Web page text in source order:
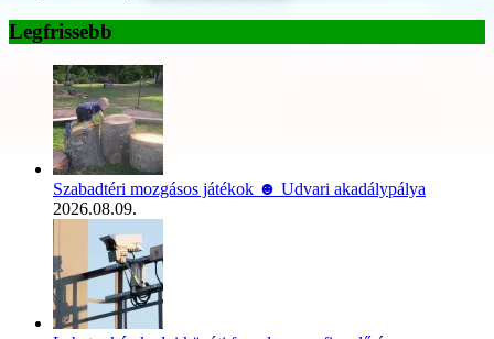
Legfrissebb
Szabadtéri mozgásos játékok ☻ Udvari akadálypálya
2026.08.09.